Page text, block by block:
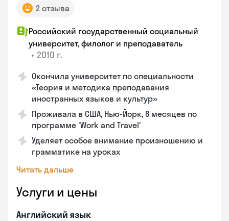
2 отзыва
Российский государственный социальный
университет, филолог и преподаватель
• 2010 г.
Окончила университет по специальности
«Теория и методика преподавания
иностранных языков и культур»
Проживала в США, Нью-Йорк, 8 месяцев по
программе 'Work and Travel'
Уделяет особое внимание произношению и
грамматике на уроках
Читать дальше
Услуги и цены
Английский язык